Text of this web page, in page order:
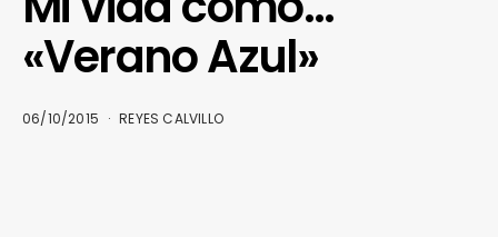
«Verano Azul»
06/10/2015 REYES CALVILLO